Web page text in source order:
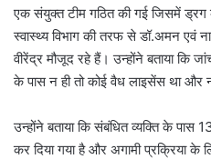
एक संयुक्त टीम गठित की गई जिसमें
स्वास्थ्य विभाग की तरफ से डॉ.अमन एवं
वीरेंद्र मौजूद रहे हैं। उन्होंने बताया कि
के पास न ही तो कोई वैध लाइसेंस था और
उन्होंने बताया कि संबंधित व्यक्ति के पास
कर दिया गया है और अगामी प्रक्रिया